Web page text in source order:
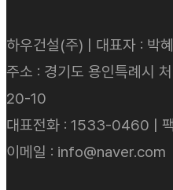
하우건설(주) | 대표자 : 박
주소 : 경기도 용인특례시
20-10
대표전화 : 1533-0460 |
이메일 : info@naver.com